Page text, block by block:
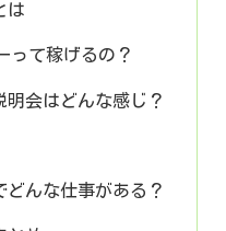
は
って稼げるの？
明会はどんな感じ？
どんな仕事がある？